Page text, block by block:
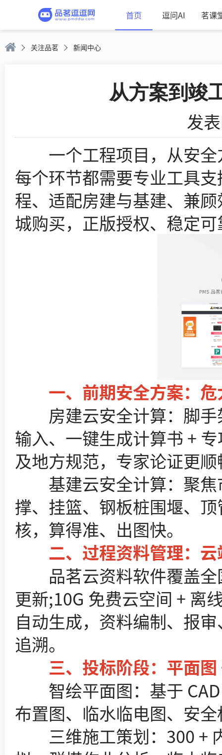
首页 逗问AI 茗课
关注品茗 新闻中心
从方案到竣
发
一个工程项目，从安全
每个环节都需要专业工具
程、适配房建与基建、兼
城购买，正版授权、稳定
一、前期安全方案：危
房建云安全计算：脚手
输入、一键生成计算书 +
及地方规范，专家论证更
基建云安全计算：聚焦
撑、挂篮、钢板桩围堰、
核，算得准、出图快。
二、过程资料管理：云
品茗云资料软件覆盖全
更新;10G 免费云空间 + 离
自动生成，资料编制、报
追溯。
三、投标阶段：平面图
智绘平面图：基于 CAD
布置图、临水临电图、安
三维施工策划：300 +